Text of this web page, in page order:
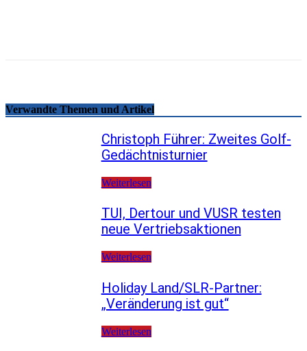
Verwandte Themen und Artikel
Christoph Führer: Zweites Golf-
Gedächtnisturnier
Weiterlesen
TUI, Dertour und VUSR testen
neue Vertriebsaktionen
Weiterlesen
Holiday Land/SLR-Partner:
„Veränderung ist gut“
Weiterlesen